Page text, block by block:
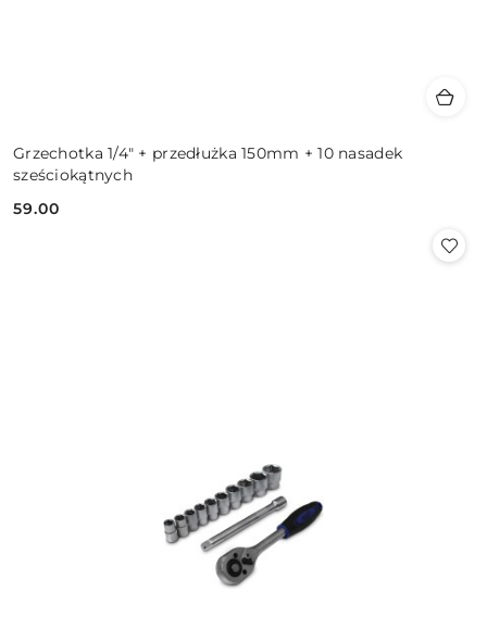
Grzechotka 1/4" + przedłużka 150mm + 10 nasadek
sześciokątnych
Cena:
59.00